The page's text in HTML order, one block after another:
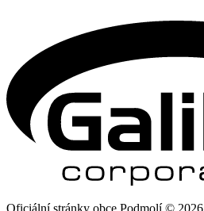
Oficiální stránky obce Podmolí © 2026